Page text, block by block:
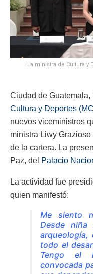
La ministra de Cultura y
Ciudad de Guatemala,
Cultura y Deportes
nuevos viceministros
ministra Liwy
de la cartera. La
Paz, del Palacio
La actividad fue
quien manifestó:
Me siento
Desde
arqueología,
todo el
Tengo el
convocada